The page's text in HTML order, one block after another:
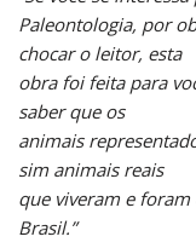
Paleontologia, por
chocar o leitor, esta
obra foi feita para
saber que os
animais
sim animais reais
que viveram e
Brasil.”